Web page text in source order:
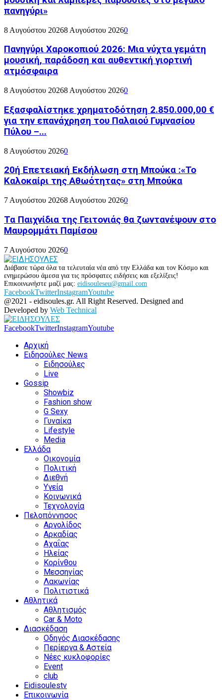
πανηγύρι»
8 Αυγούστου 20268 Αυγούστου 20260
Πανηγύρι Χαροκοπιού 2026: Μια νύχτα γεμάτη
μουσική, παράδοση και αυθεντική γιορτινή
ατμόσφαιρα
8 Αυγούστου 20268 Αυγούστου 20260
Εξασφαλίστηκε χρηματοδότηση 2.850.000,00 €
για την επανάχρηση του Παλαιού Γυμνασίου
Πύλου –...
8 Αυγούστου 20260
20ή Επετειακή Εκδήλωση στη Μπούκα :«Το
Καλοκαίρι της Αθωότητας» στη Μπούκα
7 Αυγούστου 20268 Αυγούστου 20260
Τα Παιχνίδια της Γειτονιάς θα ζωντανέψουν στο
Μαυρομμάτι Παμίσου
7 Αυγούστου 20260
Διάβασε τώρα όλα τα τελευταία νέα από την Ελλάδα και τον Κόσμο και
ενημερώσου άμεσα για τις πρόσφατες ειδήσεις και εξελίξεις!
Επικοινωνήστε μαζί μας: eidisouleseu@gmail.com
FacebookTwitterInstagramYoutube
@2021 - eidisoules.gr. All Right Reserved. Designed and
Developed by Web Technical
FacebookTwitterInstagramYoutube
Αρχική
Ειδησούλες News
Ειδησούλες
Live
Gossip
Showbiz
Fashion show
G Sexy
Γυναίκα
Lifestyle
Media
Ελλάδα
Οικονομία
Πολιτική
Διεθνή
Υγεία
Κοινωνικά
Τεχνολογία
Πελοπόννησος
Αργολίδος
Αρκαδίας
Αχαΐας
Ηλείας
Κορίνθου
Μεσσηνίας
Λακωνίας
Πολιτιστικά
Αθλητικά
Αθλητισμός
Car & Moto
Διασκέδαση
Οδηγός Διασκέδασης
Περίεργα & Αστεία
Νέες κυκλοφορίες
Event
club
Eidisoulestv
Επικοινωνία